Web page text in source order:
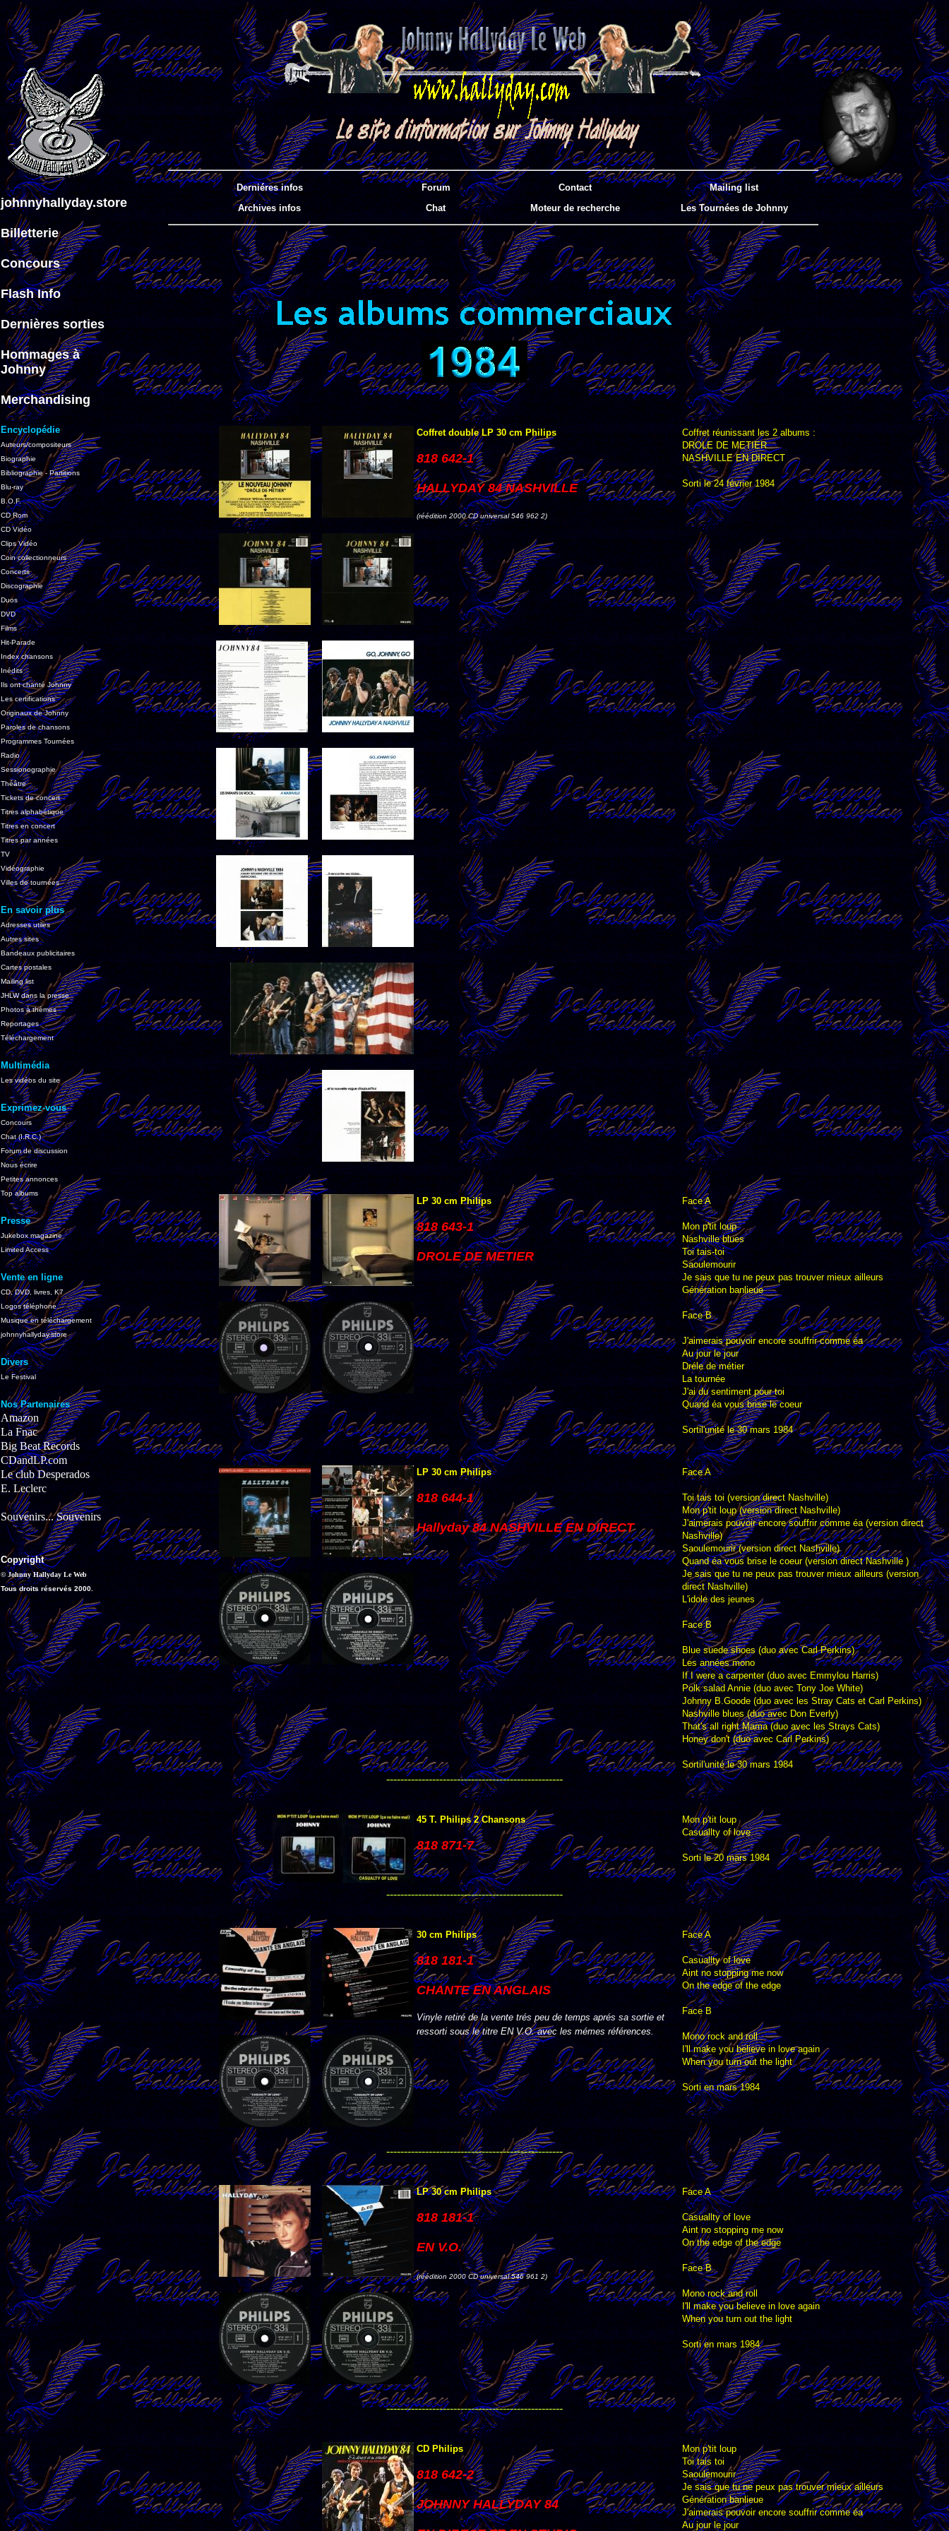
Derniéres infos Forum Contact
Mailing list
Archives infos
Chat Moteur de recherche Les Tournées de Johnny
johnnyhallyday.store
Billetterie
Concours
Flash Info
Dernières sorties
Hommages à
Johnny
Merchandising
Encyclopédie
Auteurs/compositeurs
Biographie
Bibliographie - Partitions
Blu-ray
B.O.F.
CD Rom
CD Vidéo
Clips Vidéo
Coin collectionneurs
Concerts
Discographie
Duos
DVD
Films
Hit-Parade
Index chansons
Inédits
Ils ont chanté Johnny
Les certifications
Originaux de Johnny
Paroles de chansons
Programmes Tournées
Radio
Sessionographie
Théâtre
Tickets de concert
Titres alphabétique
Titres en concert
Titres par années
TV
Vidéographie
Villes de tournées
En savoir plus
Adresses utiles
Autres sites
Bandeaux publicitaires
Cartes postales
Mailing list
JHLW dans la presse
Photos à thèmes
Reportages
Téléchargement
Multimédia
Les vidéos du site
Exprimez-vous
Concours
Chat (I.R.C.)
Forum de discussion
Nous écrire
Petites annonces
Top albums
Presse
Jukebox magazine
Limited Access
Vente en ligne
CD, DVD, livres, K7
Logos téléphone
Musique en téléchargement
johnnyhallyday.store
Divers
Le Festival
Nos Partenaires
Amazon
La Fnac
Big Beat Records
CDandLP.com
Le club Desperados
E. Leclerc
Souvenirs... Souvenirs
Copyright
© Johnny Hallyday Le Web
Tous droits réservés 2000.
Coffret double LP 30 cm Philips
818 642-1
HALLYDAY 84 NASHVILLE
(réédition 2000 CD universal 546 962 2)
Coffret réunissant les 2 albums :
DROLE DE METIER
NASHVILLE EN DIRECT
Sorti le 24 février 1984
LP 30 cm Philips
818 643-1
DROLE DE METIER
Face A
Mon p'tit loup
Nashville blues
Toi tais-toi
Saoulemourir
Je sais que tu ne peux pas trouver mieux ailleurs
Génération banlieue
Face B
J'aimerais pouvoir encore souffrir comme éa
Au jour le jour
Dréle de métier
La tournée
J'ai du sentiment pour toi
Quand éa vous brise le coeur
Sortil'unité le 30 mars 1984
LP 30 cm Philips
818 644-1
Hallyday 84 NASHVILLE EN DIRECT
Face A
Toi tais toi (version direct Nashville)
Mon p'tit loup (version direct Nashville)
J'aimerais pouvoir encore souffrir comme éa (version direct
Nashville)
Saoulemourir (version direct Nashville)
Quand éa vous brise le coeur (version direct Nashville )
Je sais que tu ne peux pas trouver mieux ailleurs (version
direct Nashville)
L'idole des jeunes
Face B
Blue suede shoes (duo avec Carl Perkins)
Les années mono
If I were a carpenter (duo avec Emmylou Harris)
Polk salad Annie (duo avec Tony Joe White)
Johnny B.Goode (duo avec les Stray Cats et Carl Perkins)
Nashville blues (duo avec Don Everly)
That's all right Mama (duo avec les Strays Cats)
Honey don't (duo avec Carl Perkins)
Sortil'unité le 30 mars 1984
--------------------------------------------------
45 T. Philips 2 Chansons
818 871-7
Mon p'tit loup
Casuallty of love
Sorti le 20 mars 1984
--------------------------------------------------
30 cm Philips
818 181-1
CHANTE EN ANGLAIS
Vinyle retiré de la vente trés peu de temps aprés sa sortie et
ressorti sous le titre EN V.O. avec les mémes références.
Face A
Casuallty of love
Aint no stopping me now
On the edge of the edge
Face B
Mono rock and roll
I'll make you believe in love again
When you turn out the light
Sorti en mars 1984
--------------------------------------------------
LP 30 cm Philips
818 181-1
EN V.O.
(réédition 2000 CD universal 546 961 2)
Face A
Casuallty of love
Aint no stopping me now
On the edge of the edge
Face B
Mono rock and roll
I'll make you believe in love again
When you turn out the light
Sorti en mars 1984
--------------------------------------------------
CD Philips
818 642-2
JOHNNY HALLYDAY 84
Mon p'tit loup
Toi tais toi
Saoulemourir
Je sais que tu ne peux pas trouver mieux ailleurs
Génération banlieue
J'aimerais pouvoir encore souffrir comme éa
Au jour le jour